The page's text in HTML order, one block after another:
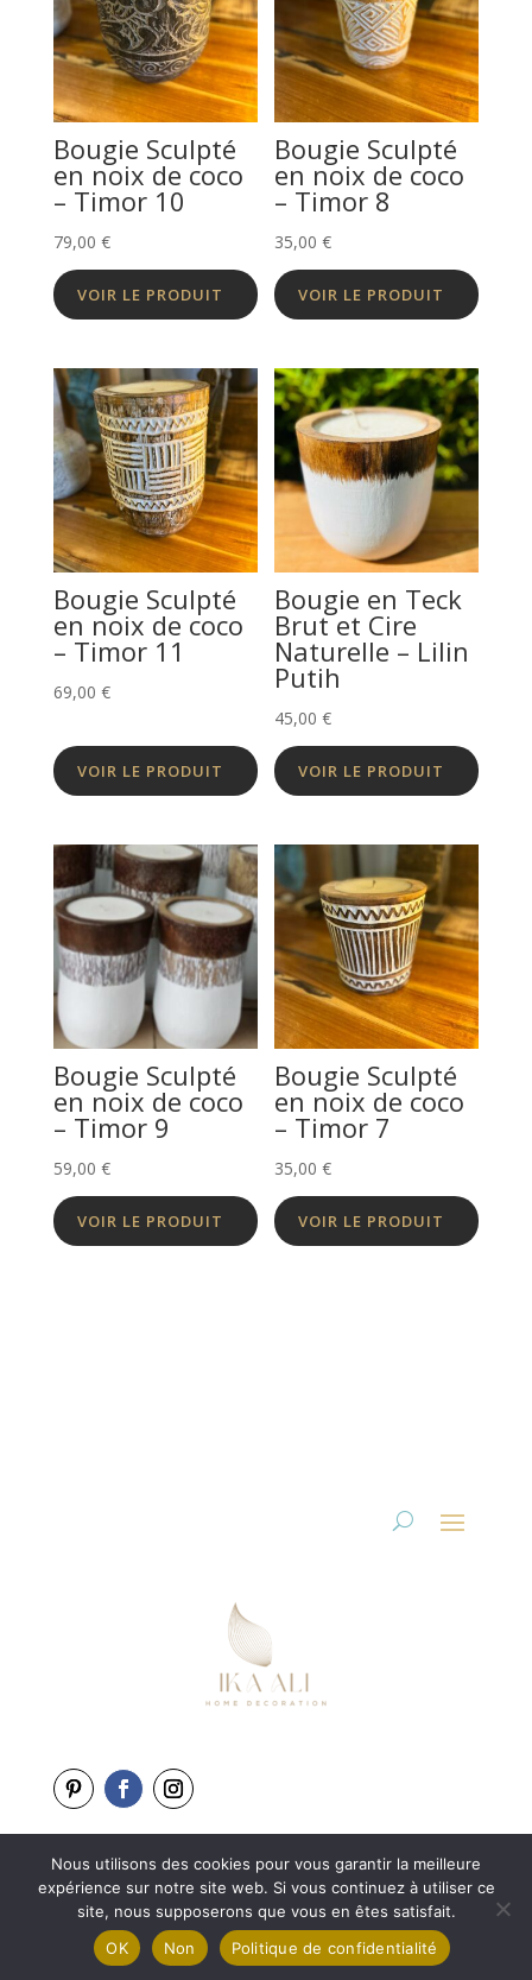
Bougie Sculpté
en noix de coco
– Timor 10
79,00 €
VOIR LE PRODUIT
Bougie Sculpté
en noix de coco
– Timor 8
35,00€
VOIR LE PRODUIT
Bougie Sculpté
en noix de coco
– Timor 11
69,00 €
VOIR LE PRODUIT
Bougie en Teck
Brut et Cire
Naturelle – Lilin
Putih
45,00€
VOIR LE PRODUIT
Bougie Sculpté
en noix de coco
– Timor 9
59,00 €
VOIR LE PRODUIT
Bougie Sculpté
en noix de coco
– Timor 7
35,00€
VOIR LE PRODUIT
Copyright 2025-2026
Une création deL’Agence BewweB.fr
Nous utilisons des cookies pour vous garantir la meilleure
expérience sur notre site web. Si vous continuez à utiliser ce
site, nous supposerons que vous en êtes satisfait.
OK
Non Politique de confidentialité